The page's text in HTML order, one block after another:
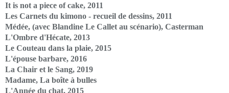
It is not a piece of cake, 2011
Les Carnets du kimono - recueil de dessins, 2011
Médée, (avec Blandine Le Callet au scénario), Casterman
L'Ombre d'Hécate, 2013
Le Couteau dans la plaie, 2015
L'épouse barbare, 2016
La Chair et le Sang, 2019
Madame, La boîte à bulles
L'Année du chat, 2015